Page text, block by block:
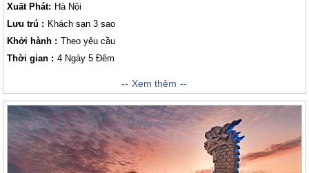
Xuất Phát: Hà Nội
Lưu trú : Khách sạn 3 sao
Khởi hành : Theo yêu cầu
Thời gian : 4 Ngày 5 Đêm
trải nghiệm Đà Nẵng đang trở thành điểm đến hấp dẫn đối với Lữ khách
cả nước bởi nơi đây hội tụ đầy đủ các yếu tố làm hài lòng du khu khách
với bãi biển Mỹ Khê nổi tiếng được mệnh danh “1 trong 6 bãi biển đẹp
nhất hành tinh” cát trăng, nắng vàng nước trong xanh. đặt chân lên đỉnh
Bà Nà để ngắm nhìn cảnh mây trôi bồng bềnh giữa bao la biển, trời,
sông, núi, khám phá viên ngọc quý nằm trên con đường di sản miền
Trung: di sản văn hóa thế giới - thành phố cổ Hội An lịch lãm mà quyến
Xem thêm